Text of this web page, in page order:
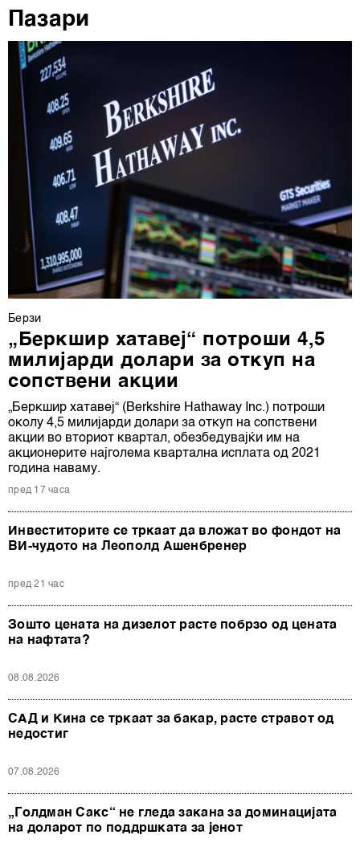
деталите“. Согласноста можете во кој било момент да
ја повлечете без негативни последици.
Пазари
Берзи
„Беркшир хатавеј“ потроши 4,5
милијарди долари за откуп на
сопствени акции
„Беркшир хатавеј“ (Berkshire Hathaway Inc.) потроши
околу 4,5 милијарди долари за откуп на сопствени
акции во вториот квартал, обезбедувајќи им на
акционерите најголема квартална исплата од 2021
година наваму.
пред 17 часа
Инвеститорите се тркаат да вложат во фондот на
ВИ-чудото на Леополд Ашенбренер
пред 21 час
Зошто цената на дизелот расте побрзо од цената
на нафтата?
08.08.2026
САД и Кина се тркаат за бакар, расте стравот од
недостиг
07.08.2026
„Голдман Сакс“ не гледа закана за доминацијата
на доларот по поддршката за јенот